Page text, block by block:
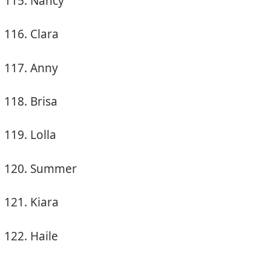
Clara
Anny
Brisa
Lolla
Summer
Kiara
Haile